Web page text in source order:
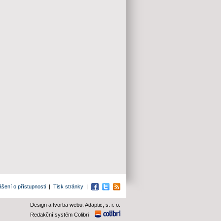
o přístupnosti | Tisk stránky | Facebook
TwitterRSS
Design a tvorba webu: Adaptic, s. r. o.
Redakční systém Colibri